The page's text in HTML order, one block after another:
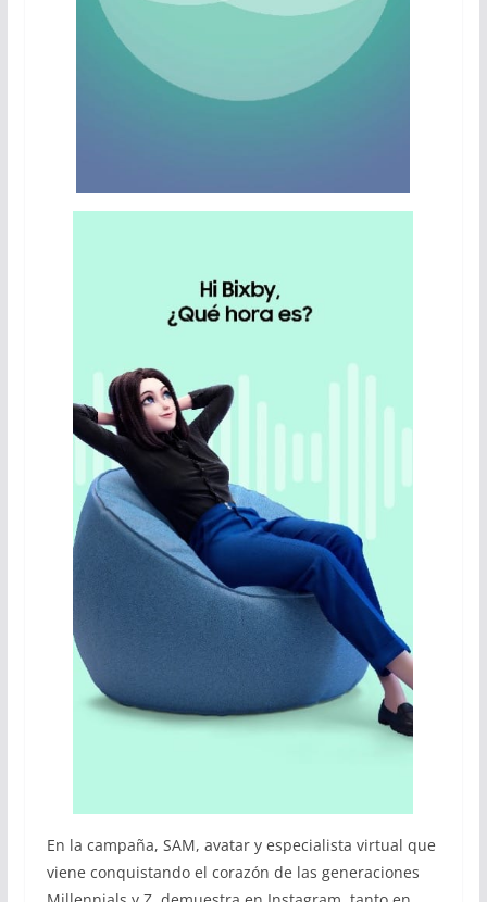
En la campaña, SAM, avatar y especialista virtual que
viene conquistando el corazón de las generaciones